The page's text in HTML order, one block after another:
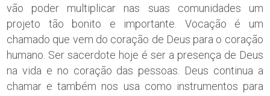
vão poder multiplicar nas suas comunidades um
projeto tão bonito e importante. Vocação é um
chamado que vem do coração de Deus para o coração
humano. Ser sacerdote hoje é ser a presença de Deus
na vida e no coração das pessoas. Deus continua a
chamar e também nos usa como instrumentos para